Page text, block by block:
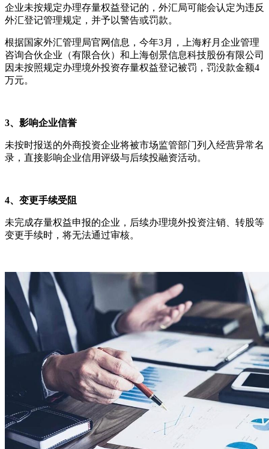
企业未按规定办理存量权益登记的，外汇局可能会认定为违反
外汇登记管理规定，并予以警告或罚款。
根据国家外汇管理局官网信息，今年3月，上海籽月企业管理
咨询合伙企业（有限合伙）和上海创景信息科技股份有限公司
因未按照规定办理境外投资存量权益登记被罚，罚没款金额4
万元。
3、影响企业信誉
未按时报送的外商投资企业将被市场监管部门列入经营异常名
录，直接影响企业信用评级与后续投融资活动。
4、变更手续受阻
未完成存量权益申报的企业，后续办理境外投资注销、转股等
变更手续时，将无法通过审核。